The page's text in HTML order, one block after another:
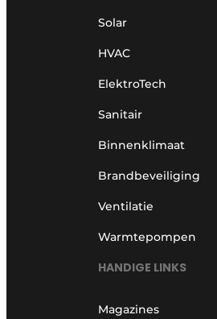
Solar
HVAC
ElektroTech
Sanitair
Binnenklimaat
Brandbeveiliging
Ventilatie
Warmtepompen
HANDIGE LINKS
Magazines